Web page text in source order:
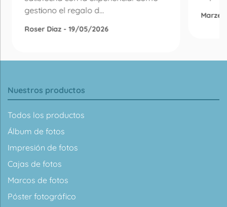
gestiono el regalo d...
Roser Diaz - 19/05/2026
Nuestros productos
Todos los productos
Álbum de fotos
Impresión de fotos
Cajas de fotos
Marcos de fotos
Póster fotográfico